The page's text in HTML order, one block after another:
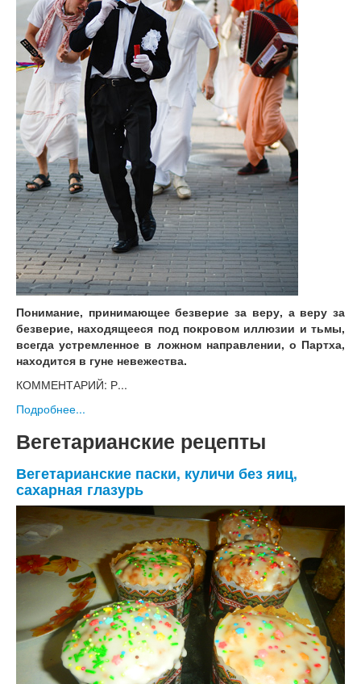
Понимание, принимающее безверие за веру, а веру за
безверие, находящееся под покровом иллюзии и тьмы,
всегда устремленное в ложном направлении, о Партха,
находится в гуне невежества.
КОММЕНТАРИЙ: Р...
Подробнее...
Вегетарианские рецепты
Вегетарианские паски, куличи без яиц,
сахарная глазурь